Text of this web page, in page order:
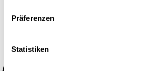
Präferenzen
Statistiken